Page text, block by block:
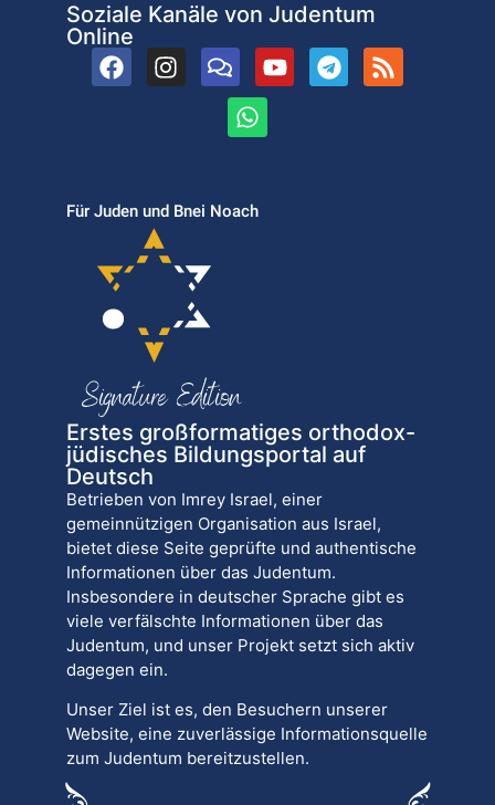
Soziale Kanäle von Judentum
Online
Für Juden und Bnei Noach
Erstes großformatiges orthodox-
jüdisches Bildungsportal auf
Deutsch
Betrieben von Imrey Israel, einer
gemeinnützigen Organisation aus Israel,
bietet diese Seite geprüfte und authentische
Informationen über das Judentum.
Insbesondere in deutscher Sprache gibt es
viele verfälschte Informationen über das
Judentum, und unser Projekt setzt sich aktiv
dagegen ein.
Unser Ziel ist es, den Besuchern unserer
Website, eine zuverlässige Informationsquelle
zum Judentum bereitzustellen.